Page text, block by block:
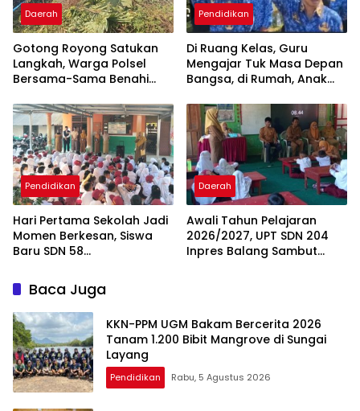
Daerah
Gotong Royong Satukan
Langkah, Warga Polsel
Bersama-Sama Benahi
Sambut HUT RI ke-81
Pendidikan
Di Ruang Kelas, Guru
Mengajar Tuk Masa Depan
Bangsa, di Rumah, Anak
Belum Dibayar
Pendidikan
Hari Pertama Sekolah Jadi
Momen Berkesan, Siswa
Baru SDN 58
Beradaptasi
Daerah
Awali Tahun Pelajaran
2026/2027, UPT SDN 204
Inpres Balang Sambut
Baca Juga
KKN-PPM UGM Bakam Bercerita 2026
Tanam 1.200 Bibit Mangrove di Sungai
Layang
Pendidikan Rabu, 5 Agustus 2026